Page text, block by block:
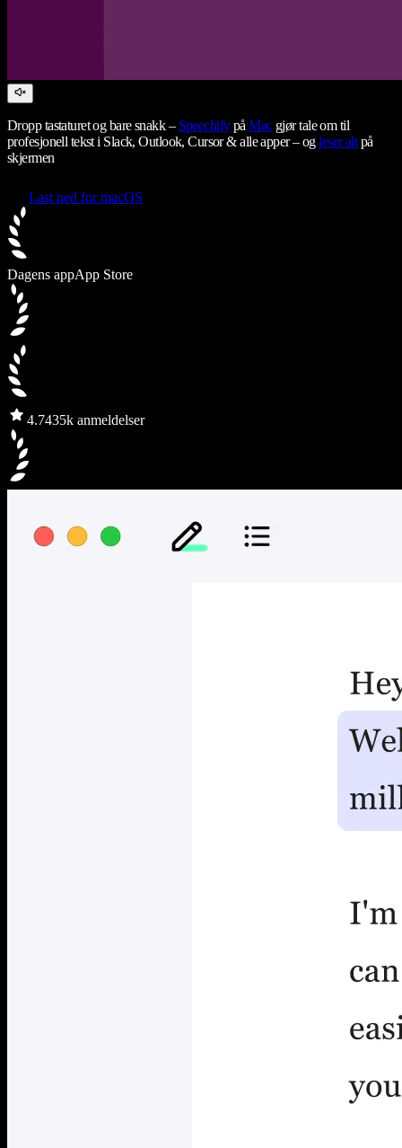
Dropp tastaturet og bare snakk – SpeechifypåMacgjør tale om til
profesjonell tekst i Slack, Outlook, Cursor & alle apper – ogleser altpå
skjermen
Last ned for macOS
Dagens appApp Store
4.7435k anmeldelser